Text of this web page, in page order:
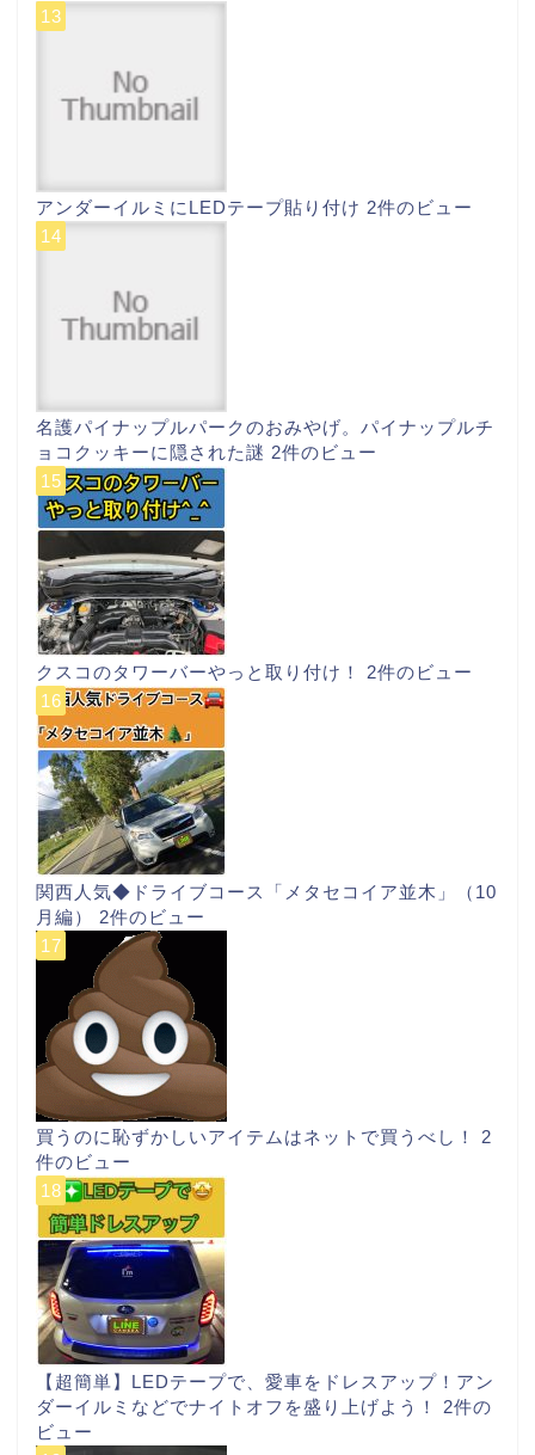
アンダーイルミにLEDテープ貼り付け 2件のビュー
名護パイナップルパークのおみやげ。パイナップルチ
ョコクッキーに隠された謎 2件のビュー
クスコのタワーバーやっと取り付け！ 2件のビュー
関西人気◆ドライブコース「メタセコイア並木」（10
月編） 2件のビュー
買うのに恥ずかしいアイテムはネットで買うべし！ 2
件のビュー
【超簡単】LEDテープで、愛車をドレスアップ！アン
ダーイルミなどでナイトオフを盛り上げよう！ 2件の
ビュー